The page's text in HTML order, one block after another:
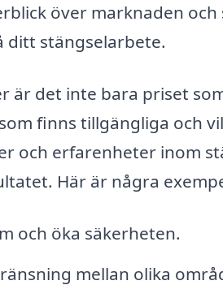
över marknaden
ditt stängselarbete.
är det inte bara priset
finns tillgängliga och
och erfarenheter inom
Här är några
och öka säkerheten.
mellan olika